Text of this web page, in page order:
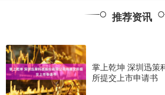
推荐资讯
掌上乾坤 深圳迅策
所提交上市申请书